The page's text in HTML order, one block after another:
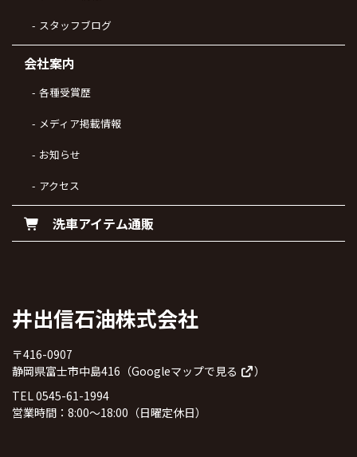
スタッフブログ
会社案内
各種受賞歴
メディア掲載情報
お知らせ
アクセス
洗車アイテム通販
井出信石油株式会社
〒416-0907
静岡県富士市中島416（Googleマップで見る
）
TEL 0545-61-1994
営業時間：8:00～18:00（日曜定休日）